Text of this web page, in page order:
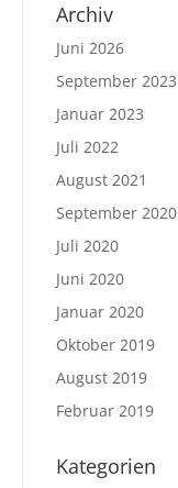
Archiv
Juni 2026
September 2023
Januar 2023
Juli 2022
August 2021
September 2020
Juli 2020
Juni 2020
Januar 2020
Oktober 2019
August 2019
Februar 2019
Kategorien